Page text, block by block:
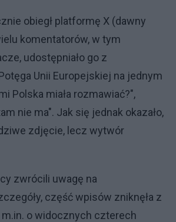
obiegł platformę X (dawny
komentatorów, w tym
udostępniało go z
Unii Europejskiej na jednym
Polska miała rozmawiać?",
nie ma". Jak się jednak okazało,
zdjęcie, lecz wytwór
zwrócili uwagę na
część wpisów zniknęła z
o widocznych czterech